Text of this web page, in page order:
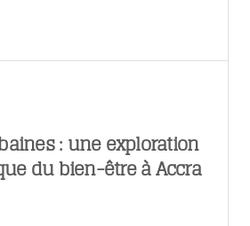
: une exploration
du bien-être à Accra